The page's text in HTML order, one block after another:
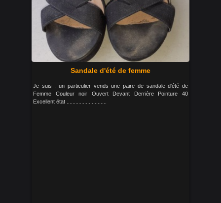
Sandale d'été de femme
Je suis : un particulier vends une paire de sandale d'été de
Femme Couleur noir Ouvert Devant Derrière Pointure 40
Excellent état ...........................